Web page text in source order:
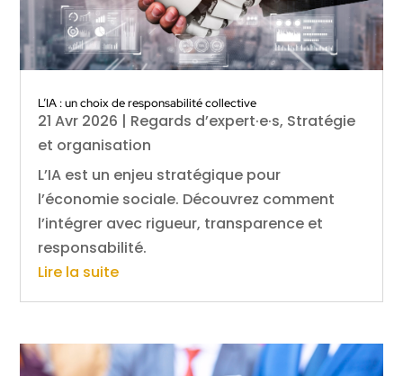
L’IA : un choix de responsabilité collective
21 Avr 2026 | Regards d’expert·e·s, Stratégie
et organisation
L’IA est un enjeu stratégique pour
l’économie sociale. Découvrez comment
l’intégrer avec rigueur, transparence et
responsabilité.
Lire la suite